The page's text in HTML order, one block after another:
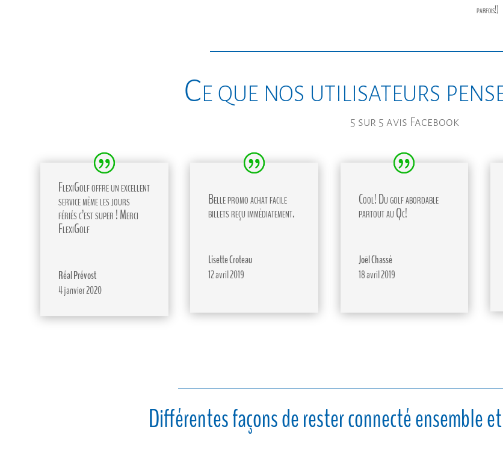
parfois!)
Ce que nos utilisateurs
5 sur 5 avis Facebook
FlexiGolf offre un excellent
service même les jours
fériés c’est super ! Merci
FlexiGolf
Réal Prévost
4 janvier 2020
Belle promo achat facile
billets reçu immédiatement.
Lisette Croteau
12 avril 2019
Cool! Du golf abordable
partout au Qc!
Joël Chassé
18 avril 2019
Différentes façons de rester connecté ensemble